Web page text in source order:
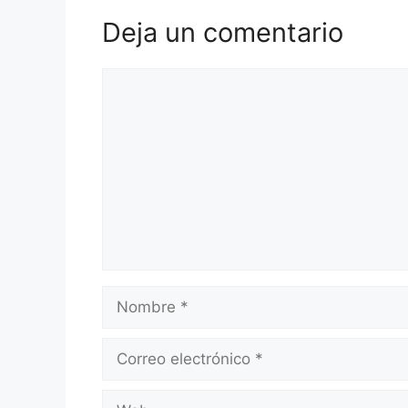
Deja un comentario
Nombre
Correo
Web